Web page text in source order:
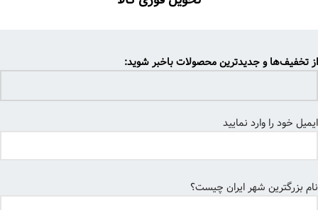
از تخفیف‌ها و جدیدترین محصولات باخبر شوید:
ایمیل خود را وارد نمایید
نام بزرگترین شهر ایران چیست؟